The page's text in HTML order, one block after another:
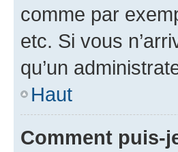
comme par
etc. Si vous
qu’un
Haut
Comment puis-